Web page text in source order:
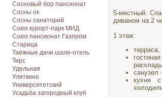
Сосновый бор пансионат
Сосны ок
Сосны санаторий
Союз курорт-парк МИД
Союз пансионат Газпром
Старица
Таёжные дачи шале-отель
Тирс
Удельная
Улиткино
Университетский
Усадьба загородный клуб
5-местный.
диваном на 2
1 этаж:
санузел
кухня